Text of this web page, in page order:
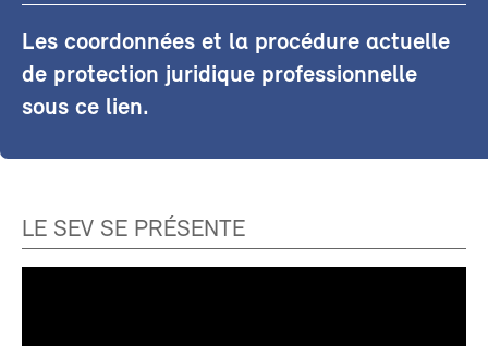
Les coordonnées et la procédure actuelle
de protection juridique professionnelle
sous ce lien.
LE SEV SE PRÉSENTE